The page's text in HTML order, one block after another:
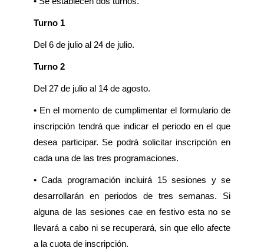
Turno 1
Del 6 de julio al 24 de julio.
Turno 2
Del 27 de julio al 14 de agosto.
• En el momento de cumplimentar el formulario de
inscripción tendrá que indicar el periodo en el que
desea participar. Se podrá solicitar inscripción en
cada una de las tres programaciones.
• Cada programación incluirá 15 sesiones y se
desarrollarán en periodos de tres semanas. Si
alguna de las sesiones cae en festivo esta no se
llevará a cabo ni se recuperará, sin que ello afecte
a la cuota de inscripción.